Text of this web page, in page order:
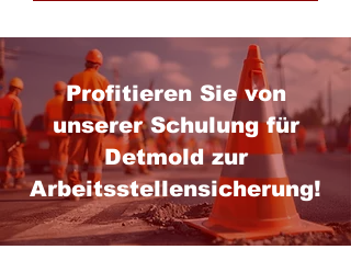
Profitieren Sie von
unserer Schulung für
Detmold zur
Arbeitsstellensicherung!